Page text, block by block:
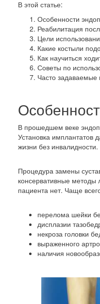
В этой статье:
Особенности
Реабилитация
Цели
Какие костыли
Как научиться
Советы по
Часто задаваемые
В прошедшем веке
Установка имплантатов
жизни без инвалидности.
Процедура замены
консервативные методы
пациента нет. Чаще
перелома шейки
дисплазии
некроза головки
выраженного
наличия